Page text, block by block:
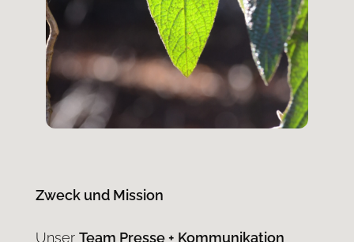
Zweck und Mission
Unser Team Presse + Kommunikation